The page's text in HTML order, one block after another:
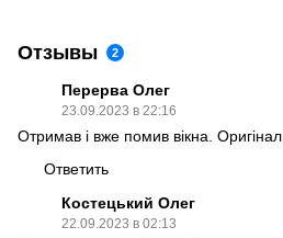
Отзывы 2
Перерва Олег
23.09.2023 в 22:16
Отримав і вже помив вікна. Оригінал.
Ответить
Костецький Олег
22.09.2023 в 02:13